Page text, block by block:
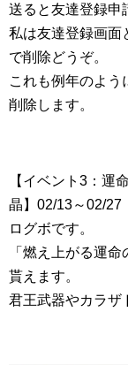
送ると友達登録申
私は友達登録画面
で削除どうぞ。
これも例年のよう
削除します。
【イベント3：運
晶】02/13～02/27
ログボです。
「燃え上がる運
貰えます。
君王武器やカラザ